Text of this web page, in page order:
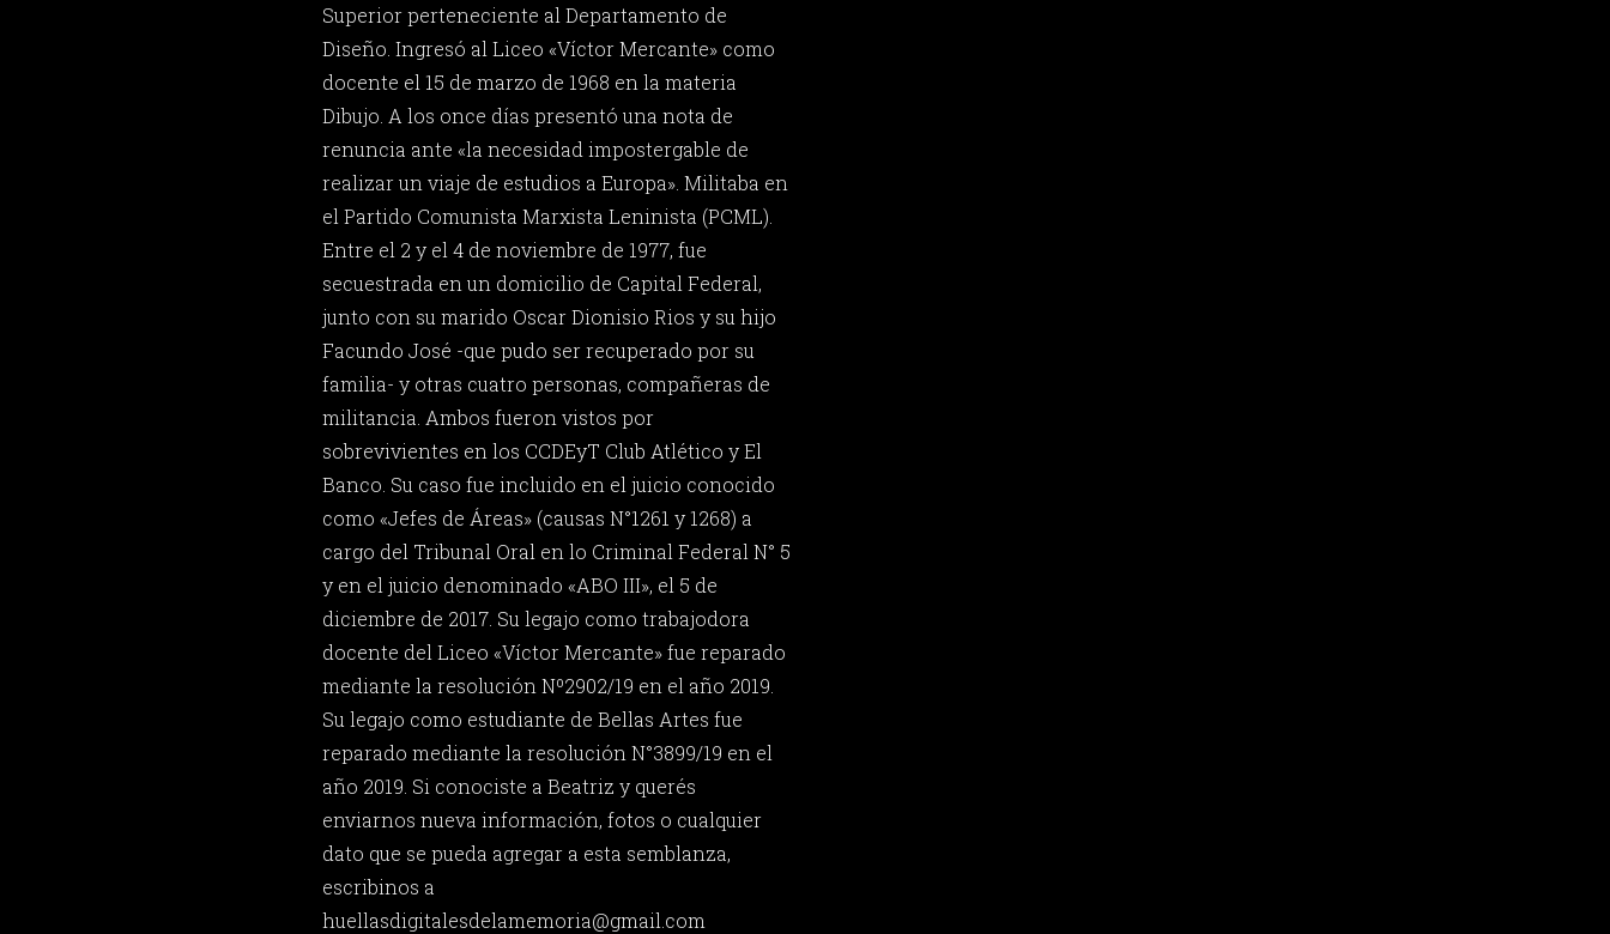
Superior perteneciente al Departamento de
Diseño. Ingresó al Liceo «Víctor Mercante» como
docente el 15 de marzo de 1968 en la materia
Dibujo. A los once días presentó una nota de
renuncia ante «la necesidad impostergable de
realizar un viaje de estudios a Europa». Militaba en
el Partido Comunista Marxista Leninista (PCML).
Entre el 2 y el 4 de noviembre de 1977, fue
secuestrada en un domicilio de Capital Federal,
junto con su marido Oscar Dionisio Rios y su hijo
Facundo José -que pudo ser recuperado por su
familia- y otras cuatro personas, compañeras de
militancia. Ambos fueron vistos por
sobrevivientes en los CCDEyT Club Atlético y El
Banco. Su caso fue incluido en el juicio conocido
como «Jefes de Áreas» (causas N°1261 y 1268) a
cargo del Tribunal Oral en lo Criminal Federal N° 5
y en el juicio denominado «ABO III», el 5 de
diciembre de 2017. Su legajo como trabajodora
docente del Liceo «Víctor Mercante» fue reparado
mediante la resolución Nº2902/19 en el año 2019.
Su legajo como estudiante de Bellas Artes fue
reparado mediante la resolución N°3899/19 en el
año 2019. Si conociste a Beatriz y querés
enviarnos nueva información, fotos o cualquier
dato que se pueda agregar a esta semblanza,
escribinos a
huellasdigitalesdelamemoria@gmail.com